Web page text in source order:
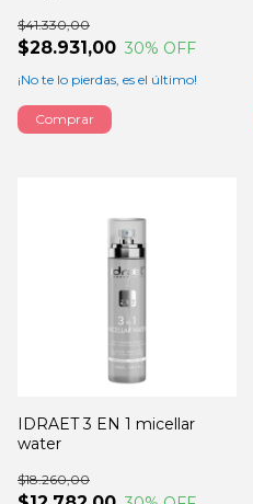
$28.931,00
$41.330,00
30% OFF
¡No te lo pierdas, es el último!
IDRAET 3 EN 1 micellar
water
$18.260,00